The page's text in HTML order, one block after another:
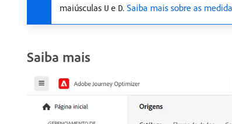
maiúsculas U e D. Saiba mais sobre as
Saiba mais